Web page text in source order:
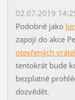
02.07.2019
Podobně jako
zapojí do akce
otevřených
tentokrát bude
bezplatně
dozvědět.